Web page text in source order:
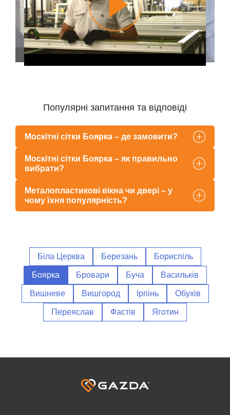
Популярні запитання та відповіді
Москітні сітки Боярка – де замовити?
Москітні сітки Боярка – як правильно
вибрати?
Металопластикові вікна чи двері – у
чому їхня популярність?
Біла Церква Березань Бориспіль
Боярка Бровари Буча Васильків
Вишневе Вишгород Ірпінь Обухів
Переяслав Фастів Яготин